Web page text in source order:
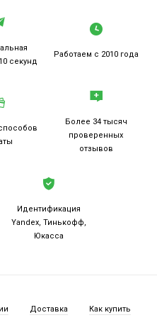
секунд
Работаем с 2010 года
Более 34 тысяч
проверенных
отзывов
Идентификация
Yandex, Тинькофф,
Юкасса
Доставка Как купить